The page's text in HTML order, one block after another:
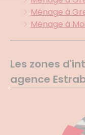
Ménage à
Ménage à
Les zones
agence